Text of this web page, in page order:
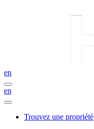
en
en
Trouvez une propriété